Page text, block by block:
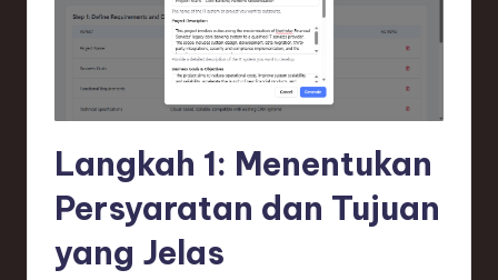
Langkah 1: Menentukan
Persyaratan dan Tujuan
yang Jelas